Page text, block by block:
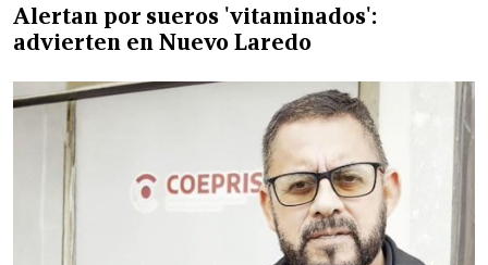
Alertan por sueros 'vitaminados':
advierten en Nuevo Laredo